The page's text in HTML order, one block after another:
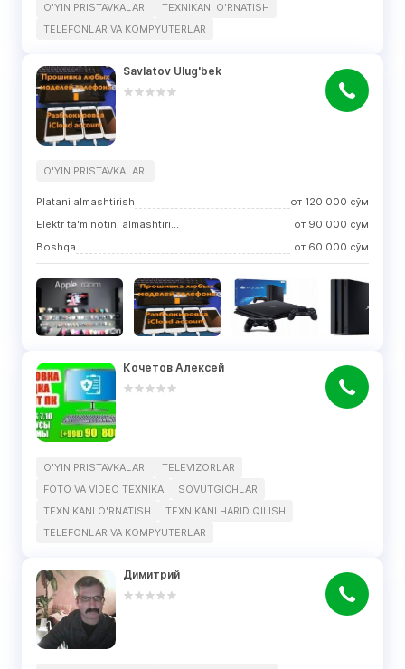
O'YIN PRISTAVKALARI
TEXNIKANI O'RNATISH
TELEFONLAR VA KOMPYUTERLAR
Savlatov Ulug'bek
O'YIN PRISTAVKALARI
Platani almashtirish от 120 000 сўм
Elektr ta'minotini almashtirish
от 90 000 сўм
Boshqa
от 60 000 сўм
Кочетов Алексей
O'YIN PRISTAVKALARI
TELEVIZORLAR
FOTO VA VIDEO TEXNIKA
SOVUTGICHLAR
TEXNIKANI O'RNATISH
TEXNIKANI HARID QILISH
TELEFONLAR VA KOMPYUTERLAR
Димитрий